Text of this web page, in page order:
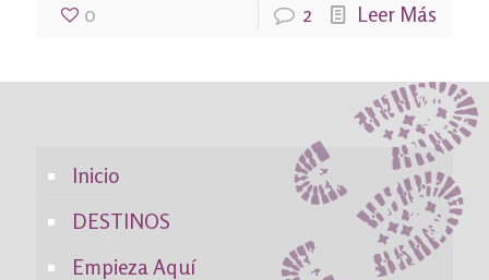
0 2 Leer Más
Inicio
DESTINOS
Empieza Aquí